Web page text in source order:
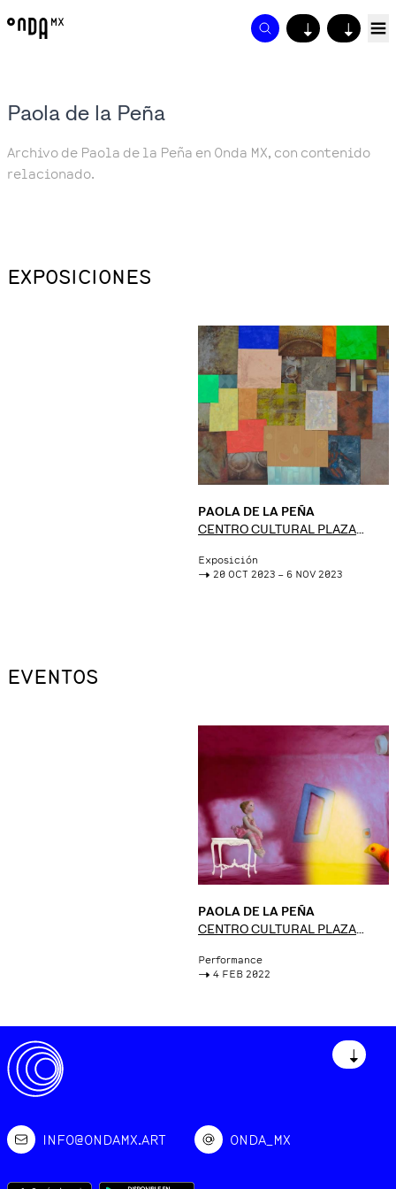
↓ ↓
Paola de la Peña
Archivo de Paola de la Peña en Onda MX, con contenido
relacionado.
EXPOSICIONES
PAOLA DE LA PEÑA
CENTRO CULTURAL PLAZA
Exposición
-> 20 OCT 2023 – 6 NOV 2023
EVENTOS
PAOLA DE LA PEÑA
CENTRO CULTURAL PLAZA
Performance
-> 4 FEB 2022
↓
INFO@ONDAMX.ART ONDA_MX